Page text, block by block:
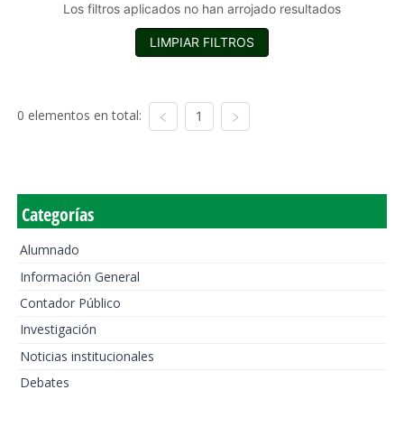
Los filtros aplicados no han arrojado resultados
LIMPIAR FILTROS
0 elementos en total: 1
Categorías
Alumnado
Información General
Contador Público
Investigación
Noticias institucionales
Debates